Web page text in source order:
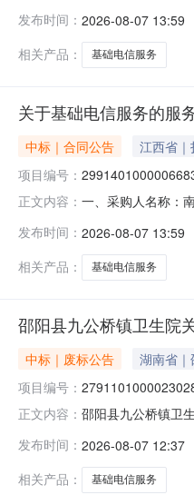
的基本概况：七、
称：
发布时间： 2026-08-07 13:59
相关产品：
基础电信服务
关于基础电信服务的服
中标｜合同公告 江西省
项目编号：
正文内容： 一、采购人名称：
基本概况：七、其
国
发布时间： 2026-08-07 13:59
相关产品：
基础电信服务
邵阳县九公桥镇卫生院
中标｜废标公告 湖南省
项目编号：
正文内容： 邵阳县九公桥镇卫
说明:单位预算不够
发布时间： 2026-08-07 12:37
相关产品：
基础电信服务